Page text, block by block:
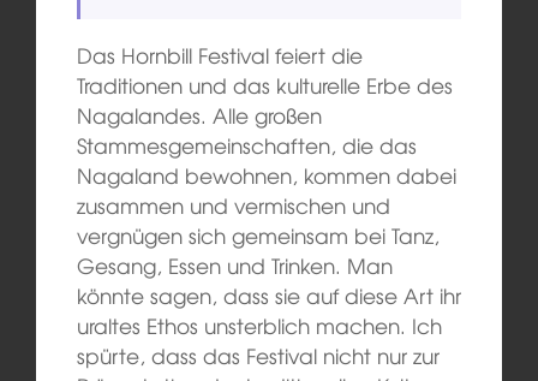
Das Hornbill Festival feiert die
Traditionen und das kulturelle Erbe des
Nagalandes. Alle großen
Stammesgemeinschaften, die das
Nagaland bewohnen, kommen dabei
zusammen und vermischen und
vergnügen sich gemeinsam bei Tanz,
Gesang, Essen und Trinken. Man
könnte sagen, dass sie auf diese Art ihr
uraltes Ethos unsterblich machen. Ich
spürte, dass das Festival nicht nur zur